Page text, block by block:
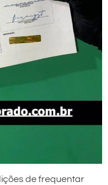
de frequentar